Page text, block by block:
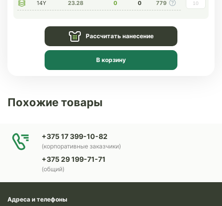
14Y 23.28 0 0 779
Рассчитать нанесение
В корзину
Похожие товары
+375 17 399-10-82
(корпоративные заказчики)
+375 29 199-71-71
(общий)
Адреса и телефоны